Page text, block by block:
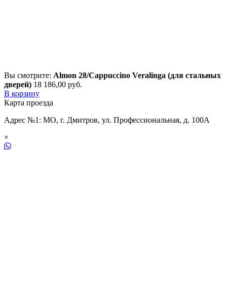
Вы смотрите: Almon 28/Cappuccino Veralinga (для стальных
дверей) 18 186,00 руб.
В корзину
Карта проезда
Адрес №1: МО, г. Дмитров, ул. Профессиональная, д. 100А
×